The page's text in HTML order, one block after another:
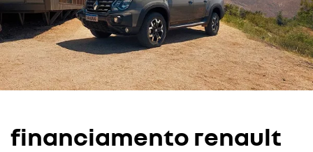
financiamento renault